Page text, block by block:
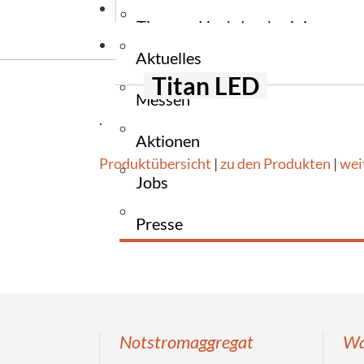
Tipps zu Hochdruckreiniger
Tipps zu Reinigungsmaschinen
Tipps zu Flurfördergeräte
Tipps zu Unkrautbekämpfung
Aktuelles
Messen
Aktionen
Jobs
Presse
Titan LED
.
Produktübersicht | zu den Produkten |
Notstromaggregat